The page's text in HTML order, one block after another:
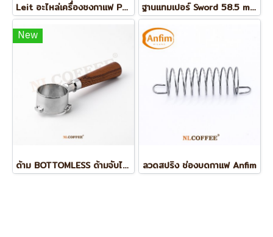
Leit อะไหล่เครื่องชงกาแฟ PL041QE / PL042QE ฐานแทมเปอร์ Sword 58.5 mm (Waffle)
New
ด้าม BOTTOMLESS ด้ามจับไม้ BREVILLE BES878/870 ลวดสปริง ช่องบดกาแฟ Anfim